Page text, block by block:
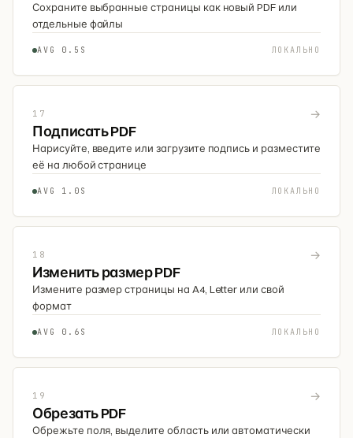
Сохраните выбранные страницы как новый PDF или
отдельные файлы
AVG 0.5S ЛОКАЛЬНО
17 →
Подписать PDF
Нарисуйте, введите или загрузите подпись и разместите
её на любой странице
AVG 1.0S ЛОКАЛЬНО
18 →
Изменить размер PDF
Измените размер страницы на A4, Letter или свой
формат
AVG 0.6S ЛОКАЛЬНО
19 →
Обрезать PDF
Обрежьте поля, выделите область или автоматически